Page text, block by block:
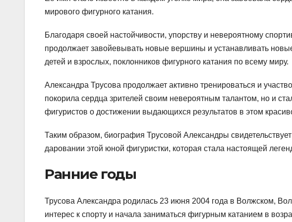
мирового фигурного катания.
Благодаря своей настойчивости, упорству и невероятному
продолжает завойевывать новые вершины и устанавливать
детей и взрослых, поклонников фигурного катания по всему миру.
Александра Трусова продолжает активно тренироваться и
покорила сердца зрителей своим невероятным талантом, но и
фигуристов о достижении выдающихся результатов в этом
Таким образом, биография Трусовой Александры
даровании этой юной фигуристки, которая стала настоящей
Ранние годы
Трусова Александра родилась 23 июня 2004 года в Волжском,
интерес к спорту и начала заниматься фигурным катанием в